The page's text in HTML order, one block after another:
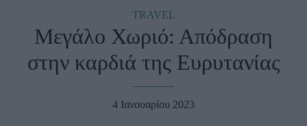
Fashion
Shopping
TRAVEL
Μεγάλο Χωριό: Απόδραση
στην καρδιά της Ευρυτανίας
4 Ιανουαρίου 2023